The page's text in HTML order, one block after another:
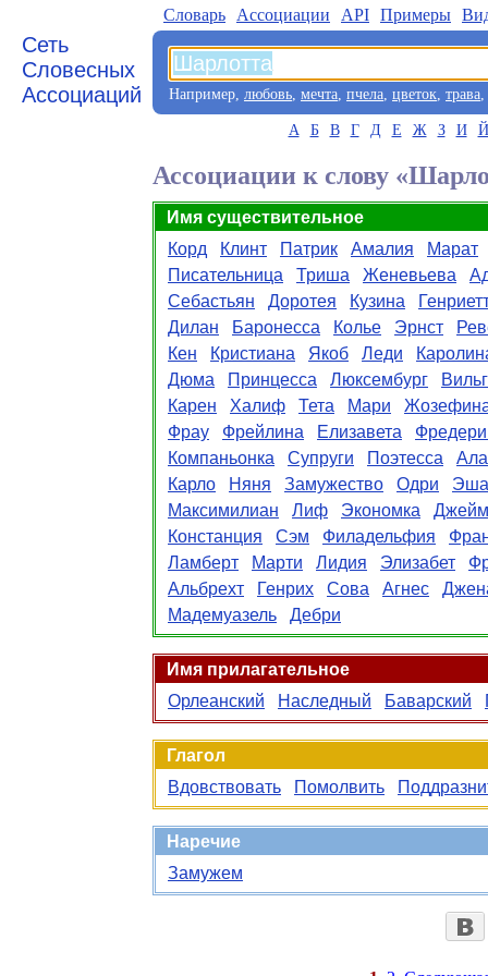
Сеть
Словесных
Ассоциаций
Словарь Aссоциации API Примеры
Например, любовь, мечта, пчела, цветок, трава,
А Б В Г Д Е Ж З И Й
Ассоциации к слову
Имя существительное
Корд
Клинт Патрик Амалия
Марат
Писательница
Триша Женевьева
Себастьян
Доротея Кузина
Дилан
Баронесса Колье Эрнст
Кен
Кристиана Якоб Леди
Дюма
Принцесса Люксембург
Карен
Халиф Тета Мари
Фрау
Фрейлина Елизавета
Компаньонка
Супруги Поэтесса
Карло
Няня Замужество Одри
Максимилиан
Лиф Экономка
Констанция
Сэм Филадельфия
Ламберт
Марти Лидия Элизабет
Альбрехт
Генрих Сова Агнес
Мадемуазель
Дебри
Имя прилагательное
Орлеанский
Наследный Баварский
Глагол
Вдовствовать
Помолвить
Наречие
Замужем